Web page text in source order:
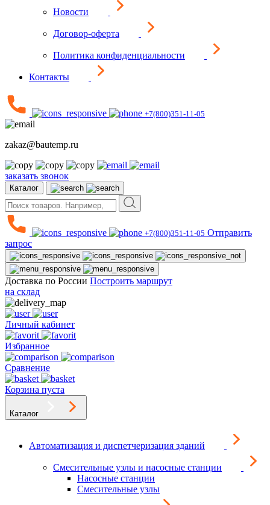
Новости
Договор-оферта
Политика конфиденциальности
Контакты
+7(800)351-11-05
zakaz@bautemp.ru
заказать звонок
Каталог
+7(800)351-11-05 Отправить
запрос
Доставка по России Построить маршрут
на склад
Личный кабинет
Избранное
Сравнение
Корзина пуста
Каталог
Автоматизация и диспетчеризация зданий
Смесительные узлы и насосные станции
Насосные станции
Смесительные узлы